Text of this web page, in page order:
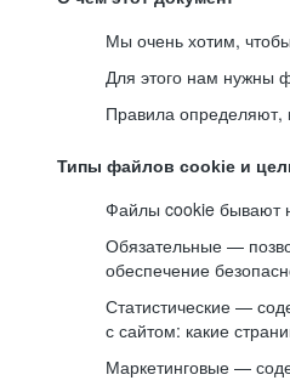
Мы очень хотим,
Для этого нам нужны
Правила определяют,
Типы файлов cookie и
Файлы cookie бывают
Обязательные —
обеспечение
Статистические —
с сайтом: какие
Маркетинговые —